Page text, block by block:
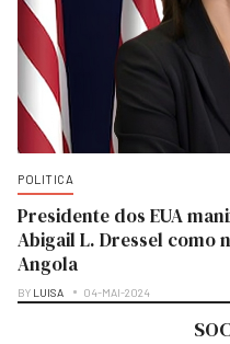
POLITICA
Presidente dos EUA
Abigail L. Dressel como
Angola
BY LUISA 04-MAI-2024